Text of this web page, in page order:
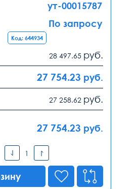
ут-00015787
По запросу
Код: 644934
28 497.65 руб.
27 754.23 руб.
27 258.62 руб.
27 754.23 руб.